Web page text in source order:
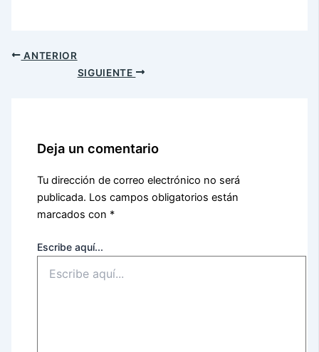
ANTERIOR
SIGUIENTE
Deja un comentario
Tu dirección de correo electrónico no será
publicada. Los campos obligatorios están
marcados con *
Escribe aquí...